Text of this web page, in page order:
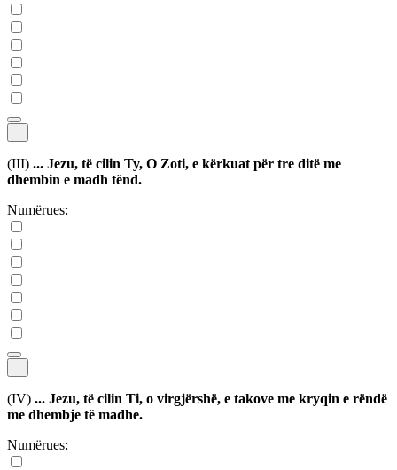
(III) ... Jezu, të cilin Ty, O Zoti, e kërkuat për tre ditë me
dhembin e madh tënd.
Numërues:
(IV) ... Jezu, të cilin Ti, o virgjërshë, e takove me kryqin e rëndë
me dhembje të madhe.
Numërues: